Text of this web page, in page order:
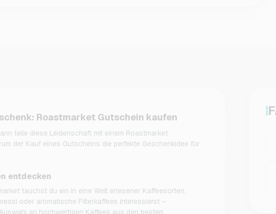
Roastmarket Gutschein kaufen
teile diese Leidenschaft mit einem Roastmarket
der Kauf eines Gutscheins die perfekte Geschenkidee für
entdecken
tauchst du ein in eine Welt erlesener Kaffeesorten.
oder aromatische Filterkaffees interessierst –
an hochwertigen Kaffees aus den besten